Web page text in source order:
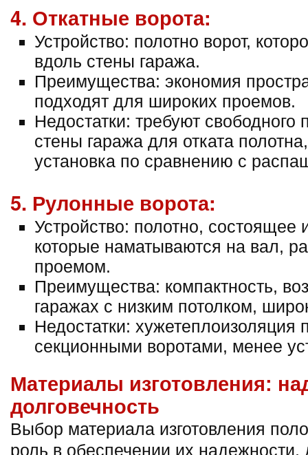
4. Откатные ворота:
Устройство: полотно ворот,
вдоль стены гаража.
Преимущества: экономия
подходят для широких проемов.
Недостатки: требуют свободного
стены гаража для отката
установка по сравнению с
5. Рулонные ворота:
Устройство: полотно, состоящее
которые наматываются на вал,
проемом.
Преимущества: компактность,
гаражах с низким потолком,
Недостатки: хужетеплоизоляция
секционными воротами, менее
Материалы изготовления:
долговечность
Выбор материала изготовления
роль в обеспечении их надежности,